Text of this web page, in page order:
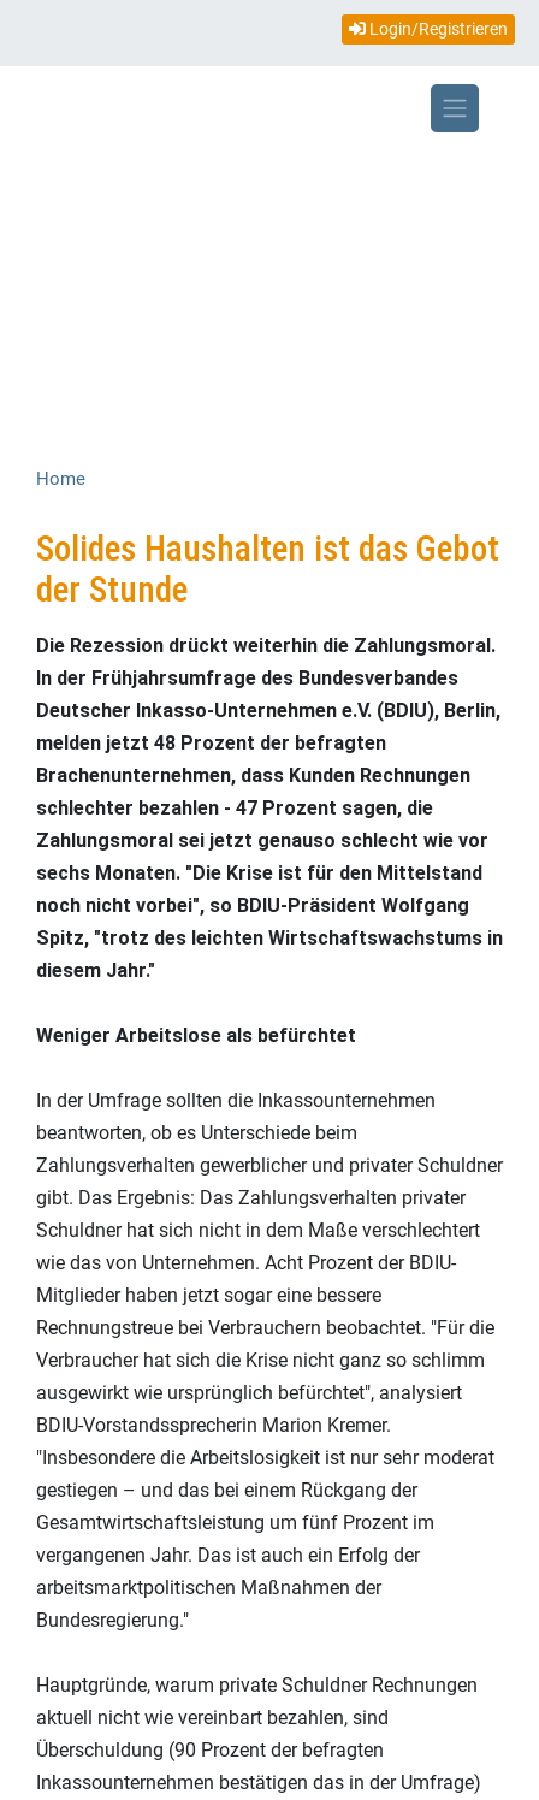
Login/Registrieren
Home
Solides Haushalten ist das Gebot
der Stunde
Die Rezession drückt weiterhin die Zahlungsmoral.
In der Frühjahrsumfrage des Bundesverbandes
Deutscher Inkasso-Unternehmen e.V. (BDIU), Berlin,
melden jetzt 48 Prozent der befragten
Brachenunternehmen, dass Kunden Rechnungen
schlechter bezahlen - 47 Prozent sagen, die
Zahlungsmoral sei jetzt genauso schlecht wie vor
sechs Monaten. "Die Krise ist für den Mittelstand
noch nicht vorbei", so BDIU-Präsident Wolfgang
Spitz, "trotz des leichten Wirtschaftswachstums in
diesem Jahr."
Weniger Arbeitslose als befürchtet
In der Umfrage sollten die Inkassounternehmen
beantworten, ob es Unterschiede beim
Zahlungsverhalten gewerblicher und privater Schuldner
gibt. Das Ergebnis: Das Zahlungsverhalten privater
Schuldner hat sich nicht in dem Maße verschlechtert
wie das von Unternehmen. Acht Prozent der BDIU-
Mitglieder haben jetzt sogar eine bessere
Rechnungstreue bei Verbrauchern beobachtet. "Für die
Verbraucher hat sich die Krise nicht ganz so schlimm
ausgewirkt wie ursprünglich befürchtet", analysiert
BDIU-Vorstandssprecherin Marion Kremer.
"Insbesondere die Arbeitslosigkeit ist nur sehr moderat
gestiegen – und das bei einem Rückgang der
Gesamtwirtschaftsleistung um fünf Prozent im
vergangenen Jahr. Das ist auch ein Erfolg der
arbeitsmarktpolitischen Maßnahmen der
Bundesregierung."
Hauptgründe, warum private Schuldner Rechnungen
aktuell nicht wie vereinbart bezahlen, sind
Überschuldung (90 Prozent der befragten
Inkassounternehmen bestätigen das in der Umfrage)